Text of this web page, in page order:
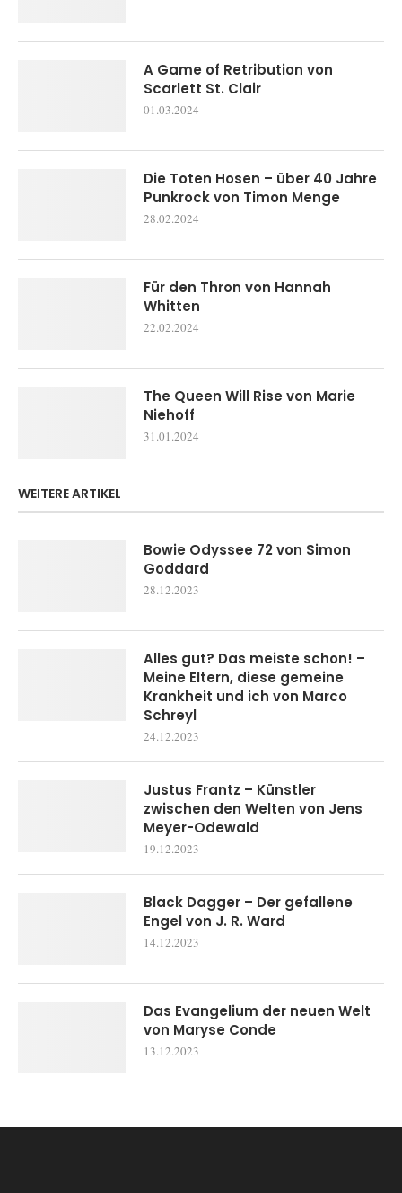
A Game of Retribution von
Scarlett St. Clair
01.03.2024
Die Toten Hosen – über 40 Jahre
Punkrock von Timon Menge
28.02.2024
Für den Thron von Hannah
Whitten
22.02.2024
The Queen Will Rise von Marie
Niehoff
31.01.2024
WEITERE ARTIKEL
Bowie Odyssee 72 von Simon
Goddard
28.12.2023
Alles gut? Das meiste schon! –
Meine Eltern, diese gemeine
Krankheit und ich von Marco
Schreyl
24.12.2023
Justus Frantz – Künstler
zwischen den Welten von Jens
Meyer-Odewald
19.12.2023
Black Dagger – Der gefallene
Engel von J. R. Ward
14.12.2023
Das Evangelium der neuen Welt
von Maryse Conde
13.12.2023